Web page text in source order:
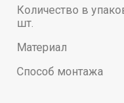
Количество в
шт.
Материал
Способ монтажа